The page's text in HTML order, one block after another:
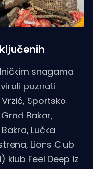
snagama
poznati
Sportsko
Bakar,
Lučka
Lions Club
klub Feel Deep iz